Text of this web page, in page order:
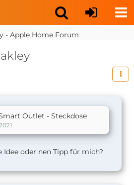
- Apple Home Forum
Outlet - Steckdose
Idee oder nen Tipp für mich?